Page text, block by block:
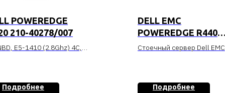
POWEREDGE
210-40278/007
E5-1410 (2.8Ghz) 4C,
RW, Broadcom 5720 DP
Подробнее
DELL EMC
POWEREDGE R440
R440-318912121
Стоечный сервер Dell EMC
4114, 32Гб, Perc H330+, RW,
Подробнее